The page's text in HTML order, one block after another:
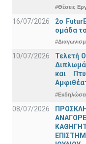
#Θέσεις
16/07/2026
2o
ομάδα
10/07/2026
Τελετή
και
08/07/2026